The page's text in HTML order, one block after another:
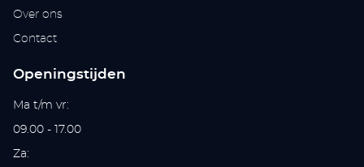
Over ons
Contact
Openingstijden
Ma t/m vr:
09.00 - 17.00
Za: